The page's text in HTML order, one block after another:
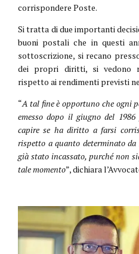
corrispondere Poste.
Si tratta di due importanti
buoni postali che in questi
sottoscrizione, si recano
dei propri diritti, si vedono
rispetto ai rendimenti previsti
“A tal fine è opportuno che ogni
emesso dopo il giugno del
capire se ha diritto a farsi
rispetto a quanto determinato
già stato incassato, purché non
tale momento”, dichiara